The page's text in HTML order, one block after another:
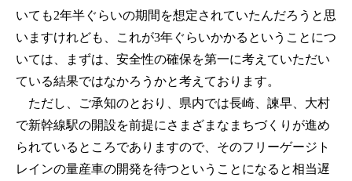
いても2年半ぐらいの期間を想定されていたんだろうと思
いますけれども、これが3年ぐらいかかるということにつ
いては、まずは、安全性の確保を第一に考えていただい
ている結果ではなかろうかと考えております。
ただし、ご承知のとおり、県内では長崎、諫早、大村
で新幹線駅の開設を前提にさまざまなまちづくりが進め
られているところでありますので、そのフリーゲージト
レインの量産車の開発を待つということになると相当遅